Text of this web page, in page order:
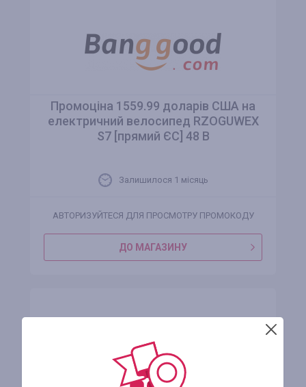
Промоціна 1559.99 доларів США на
електричний велосипед RZOGUWEX
S7 [прямий ЄС] 48 В
Залишилося 1 місяць
АВТОРИЗУЙТЕСЯ ДЛЯ ПРОСМОТРУ ПРОМОКОДУ
ДО МАГАЗИНУ